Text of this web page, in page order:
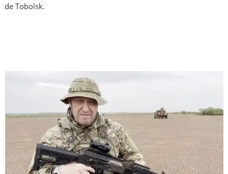
de Tobolsk.